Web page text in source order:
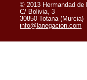
© 2013 Hermandad de
C/ Bolivia, 3
30850 Totana (Murcia)
info@lanegacion.com